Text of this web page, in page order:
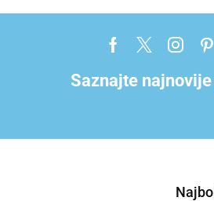
Saznajte najnovije